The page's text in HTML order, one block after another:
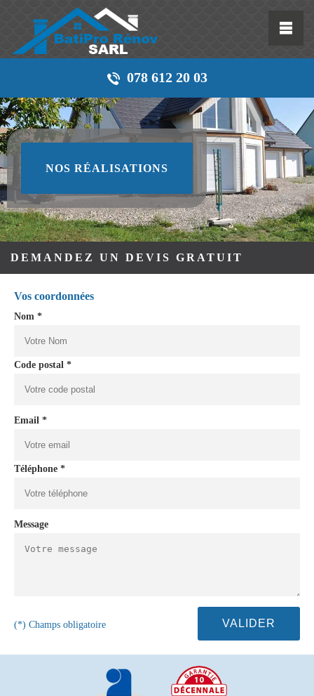
078 612 20 03
NOS RÉALISATIONS
DEMANDEZ UN DEVIS GRATUIT
Vos coordonnées
Nom *
Code postal *
Email *
Téléphone *
Message
(*) Champs obligatoire